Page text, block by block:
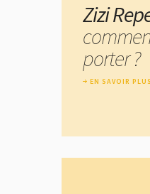
Zizi
porter ?
EN SAVOIR PLUS